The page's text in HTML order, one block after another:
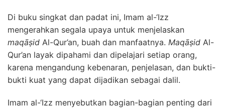
Di buku singkat dan padat ini, Imam al-‘Izz
mengerahkan segala upaya untuk menjelaskan
maqāṣid Al-Qur’an, buah dan manfaatnya. Maqāṣid Al-
Qur’an layak dipahami dan dipelajari setiap orang,
karena mengandung kebenaran, penjelasan, dan bukti-
bukti kuat yang dapat dijadikan sebagai dalil.
Imam al-‘Izz menyebutkan bagian-bagian penting dari